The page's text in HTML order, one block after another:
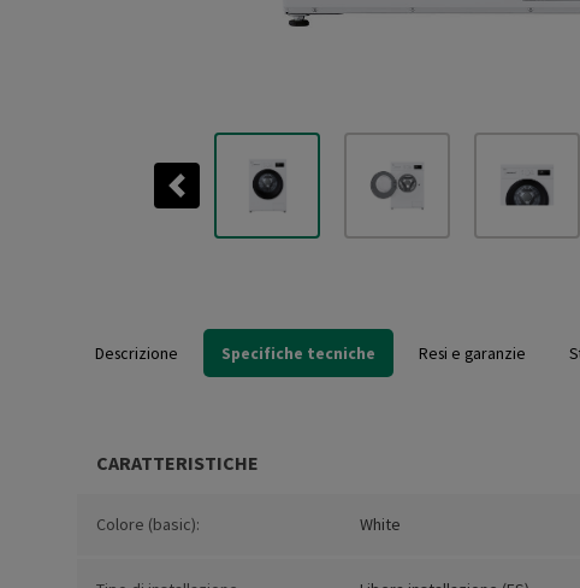
Previous
Descrizione Specifiche tecniche Resi e garanzie
CARATTERISTICHE
Colore (basic): White